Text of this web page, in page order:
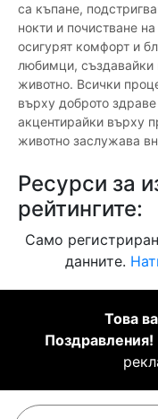
са къпане,
нокти и почистване
осигурят комфорт и
любимци, създавайки
животно. Всички
върху доброто
акцентирайки върху
животно заслужава
Ресурси за
рейтингите:
Само
данните.
Това
Поздравления!